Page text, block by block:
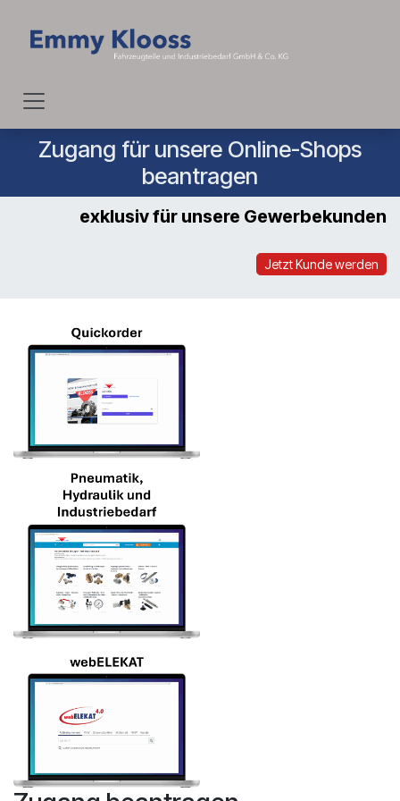
Zugang für unsere Online-Shops
beantragen
exklusiv für unsere Gewerbekunden
Jetzt Kunde werden